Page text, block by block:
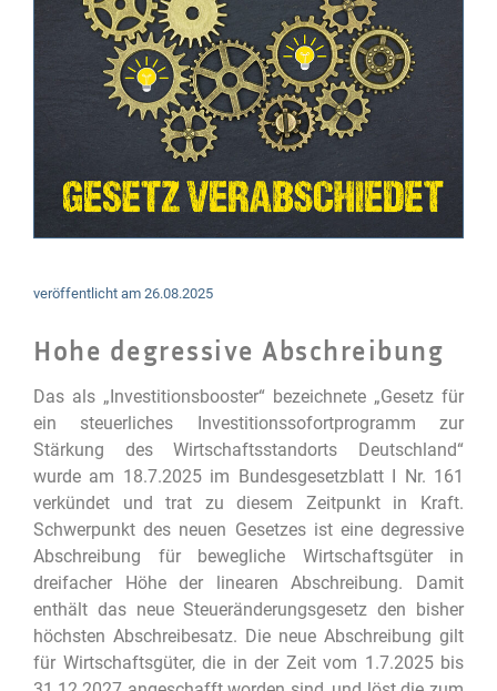
veröffentlicht am 26.08.2025
Hohe degressive Abschreibung
Das als „Investitionsbooster“ bezeichnete „Gesetz für
ein steuerliches Investitionssofortprogramm zur
Stärkung des Wirtschaftsstandorts Deutschland“
wurde am 18.7.2025 im Bundesgesetzblatt I Nr. 161
verkündet und trat zu diesem Zeitpunkt in Kraft.
Schwerpunkt des neuen Gesetzes ist eine degressive
Abschreibung für bewegliche Wirtschaftsgüter in
dreifacher Höhe der linearen Abschreibung. Damit
enthält das neue Steueränderungsgesetz den bisher
höchsten Abschreibesatz. Die neue Abschreibung gilt
für Wirtschaftsgüter, die in der Zeit vom 1.7.2025 bis